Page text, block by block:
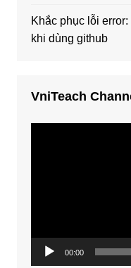
Khắc phục lỗi
khi dùng github
VniTeach
00:00